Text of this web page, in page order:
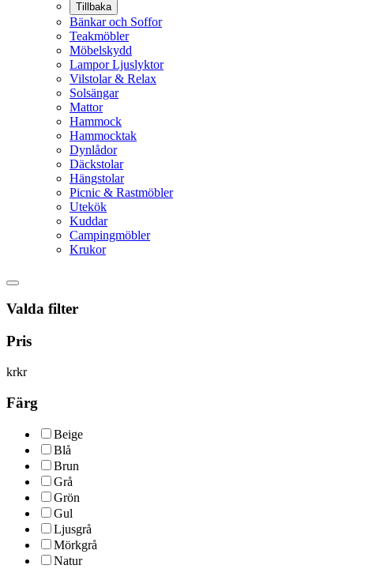
Tillbaka
Bänkar och Soffor
Teakmöbler
Möbelskydd
Lampor Ljuslyktor
Vilstolar & Relax
Solsängar
Mattor
Hammock
Hammocktak
Dynlådor
Däckstolar
Hängstolar
Picnic & Rastmöbler
Utekök
Kuddar
Campingmöbler
Krukor
Valda filter
Pris
krkr
Färg
Beige
Blå
Brun
Grå
Grön
Gul
Ljusgrå
Mörkgrå
Natur